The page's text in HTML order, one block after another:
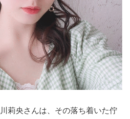
莉央さんは、その落ち着いた佇